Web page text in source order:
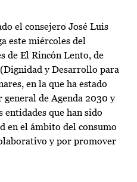
el consejero José Luis
este miércoles del
de El Rincón Lento, de
y Desarrollo para
en la que ha estado
de Agenda 2030 y
entidades que han sido
en el ámbito del consumo
y por promover